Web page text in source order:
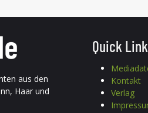
aus den
Haar und
Quick
Kontakt
Verlag